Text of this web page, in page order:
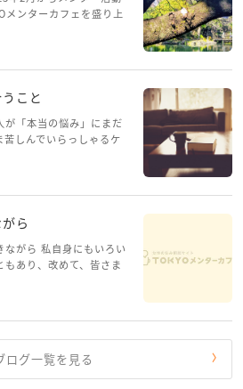
メンターカフェを盛り上
して初めてブログを投
分のことを書いてみま
こと
が「本当の悩み」にまだ
しんでいらっしゃるケ
、心の深いところ（深
く違う角度から解決の
ら
ながら 私自身にもいろい
あり、改めて、皆さま
、もがいてる。わたし
まされるような日々で
ログ一覧を見る